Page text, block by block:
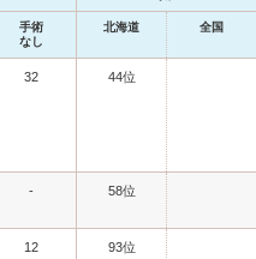
手術
なし
北海道 全国
32 44位
- 58位
12 93位